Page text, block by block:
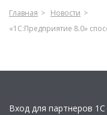
Главная
Новости
«1С:Предприятие 8.0»
Вход для партнеров 1С